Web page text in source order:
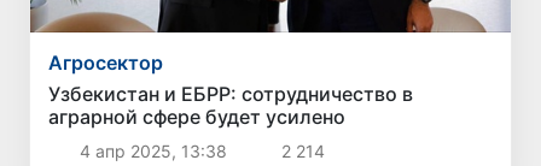
Агросектор
Узбекистан и ЕБРР: сотрудничество в
аграрной сфере будет усилено
4 апр 2025, 13:38 2 214